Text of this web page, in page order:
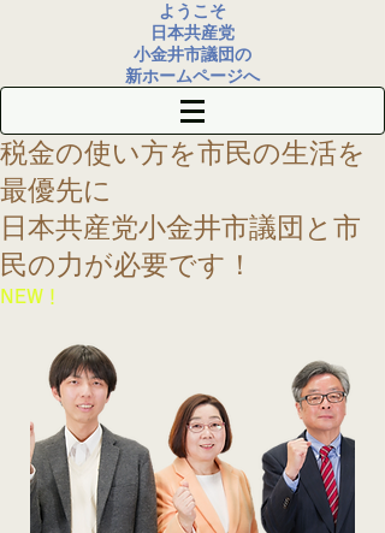
ようこそ
日本共産党
小金井市議団の
新ホームページへ
税金の使い方を市民の生活を
最優先に
​日本共産党小金井市議団 と市
民の力が必要です！
​NEW！